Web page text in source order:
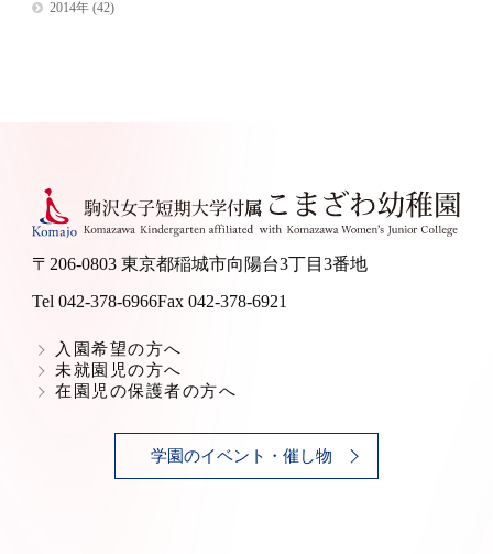
2014年(42)
〒206-0803 東京都稲城市向陽台3丁目3番地
Tel 042-378-6966Fax 042-378-6921
入園希望の方へ
未就園児の方へ
在園児の保護者の方へ
学園のイベント・催し物